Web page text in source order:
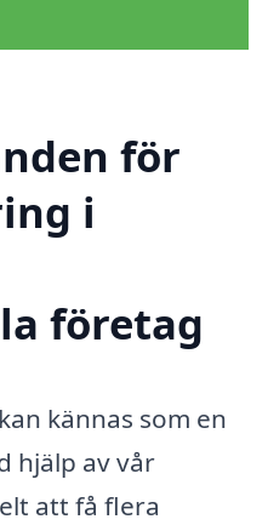
för
i
företag
kännas som en
hjälp av vår
att få flera